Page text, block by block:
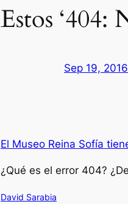
Estos ‘404:
Sep 19, 2016
El Museo Reina Sofía
¿Qué es el error 404?
David Sarabia